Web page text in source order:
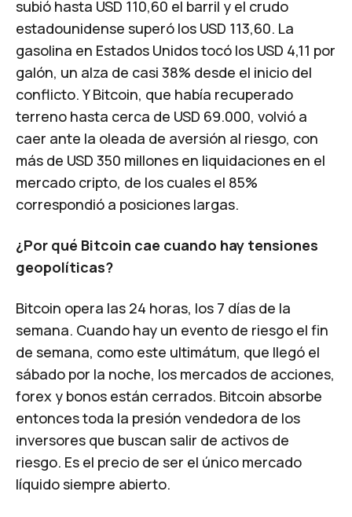
subió hasta USD 110,60 el barril y el crudo
estadounidense superó los USD 113,60. La
gasolina en Estados Unidos tocó los USD 4,11 por
galón, un alza de casi 38% desde el inicio del
conflicto.Y Bitcoin, que había recuperado
terreno hasta cerca de USD 69.000, volvió a
caer ante la oleada de aversión al riesgo, con
más de USD 350 millones en liquidaciones en el
mercado cripto, de los cuales el 85%
correspondió a posiciones largas.
¿Por qué Bitcoin cae cuando hay tensiones
geopolíticas?
Bitcoin opera las 24 horas, los 7 días de la
semana. Cuando hay un evento de riesgo el fin
de semana, como este ultimátum, que llegó el
sábado por la noche, los mercados de acciones,
forex y bonos están cerrados. Bitcoin absorbe
entonces toda la presión vendedora de los
inversores que buscan salir de activos de
riesgo. Es el precio de ser el único mercado
líquido siempre abierto.